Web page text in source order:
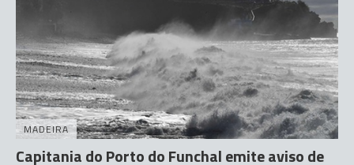
MADEIRA
Capitania do Porto do Funchal emite aviso de